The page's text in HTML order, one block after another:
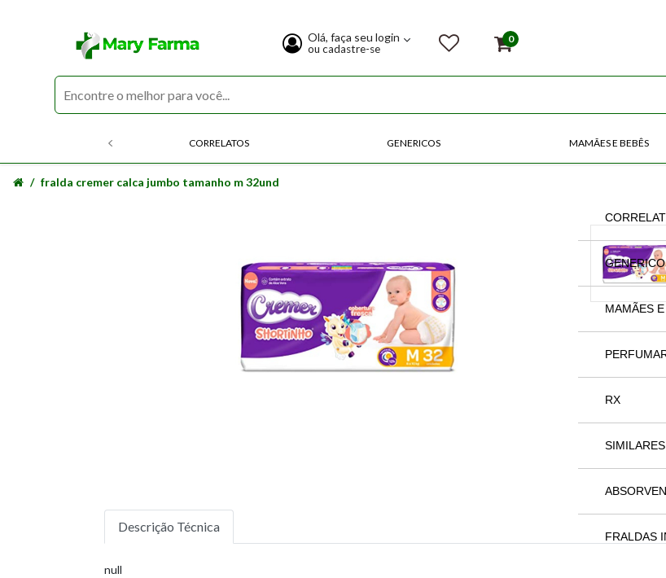
Olá, faça seu login
ou cadastre-se
0
CORRELATOS GENERICOS MAMÃES E BEBÊS
MAMÃES
RX
SIMILARES
FRALDAS
fralda cremer calca jumbo tamanho m 32und
Descrição Técnica
null